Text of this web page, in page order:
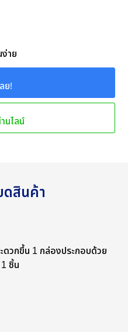
าย
ย!
นไลน์
ดสินค้า
ดวกขึ้น 1 กล่องประกอบด้วย
ชิ้น